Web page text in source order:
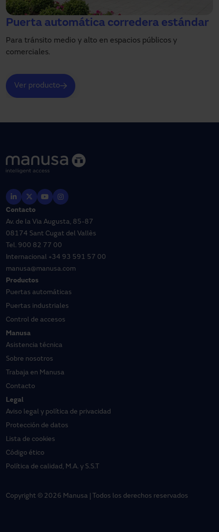
Puerta automática corredera estándar
Para tránsito medio y alto en espacios públicos y
comerciales.
Ver producto
Contacto
Av. de la Via Augusta, 85-87
08174 Sant Cugat del Vallès
Tel. 900 82 77 00
Internacional +34 93 591 57 00
manusa@manusa.com
Productos
Puertas automáticas
Puertas industriales
Control de accesos
Manusa
Asistencia técnica
Sobre nosotros
Trabaja en Manusa
Contacto
Legal
Aviso legal y política de privacidad
Protección de datos
Lista de cookies
Código ético
Política de calidad, M.A. y S.S.T
Copyright © 2026 Manusa | Todos los derechos reservados